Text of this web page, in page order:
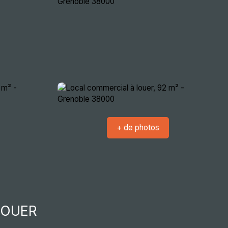
Nous rencontrer
+ de photos